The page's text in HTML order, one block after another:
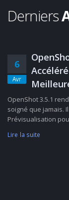
Derniers
6
Avr
OpenShot 3.5.1
soigné que jamais.
Prévisualisation
Lire la suite